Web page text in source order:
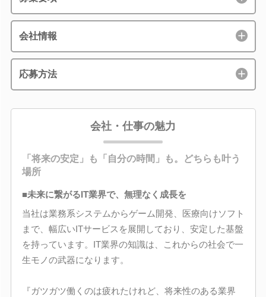
会社情報
応募方法
会社・仕事の魅力
「将来の安定」も「自分の時間」も。どちらも叶う
場所
■未来に繋がるIT業界で、無理なく成長を
当社は業務系システムからゲーム開発、医療向けソフト
まで、幅広いITサービスを展開しており、安定した基盤
を持っています。IT業界の知識は、これからの社会で一
生モノの武器になります。
『ガツガツ働くのは疲れたけれど、将来性のある業界